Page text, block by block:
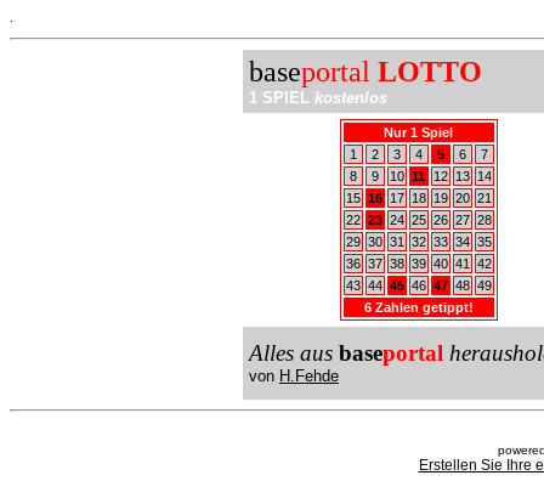
baseportal LOTTO
1 SPIEL kostenlos
Nur 1 Spiel
1
2 3 4 5 6
7
8
9 10 11 12 13
14
15 16 17 18 19 20 21
22 23 24 25 26 27 28
29 30 31 32 33 34 35
36 37 38 39 40 41
42
43 44 45 46 47 48 49
6 Zahlen getippt!
Alles aus baseportal
von H.Fehde
Erstellen Sie Ihre